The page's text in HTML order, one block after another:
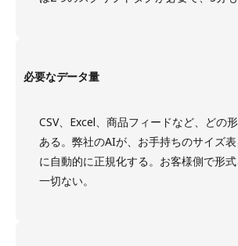
必要なデータ量
CSV、Excel、商品フィードなど、どの
ある。弊社のAIが、お手持ちのサイズ
に自動的に正規化する。お客様側で形
一切ない。